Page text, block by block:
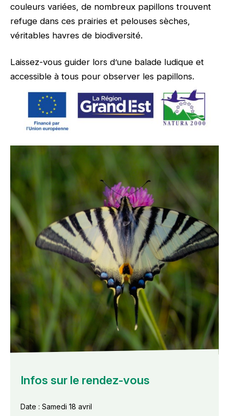
couleurs variées, de nombreux papillons trouvent
refuge dans ces prairies et pelouses sèches,
véritables havres de biodiversité.
Laissez-vous guider lors d’une balade ludique et
accessible à tous pour observer les papillons.
Infos sur le rendez-vous
Date : Samedi 18 avril